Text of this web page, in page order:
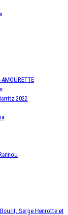
2022
Serge Henrotte et